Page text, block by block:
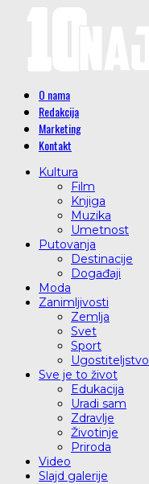
O nama
Redakcija
Marketing
Kontakt
Kultura
Film
Knjiga
Muzika
Umetnost
Putovanja
Destinacije
Događaji
Moda
Zanimljivosti
Zemlja
Svet
Sport
Ugostiteljstvo
Sve je to život
Edukacija
Uradi sam
Zdravlje
Životinje
Priroda
Video
Slajd galerije